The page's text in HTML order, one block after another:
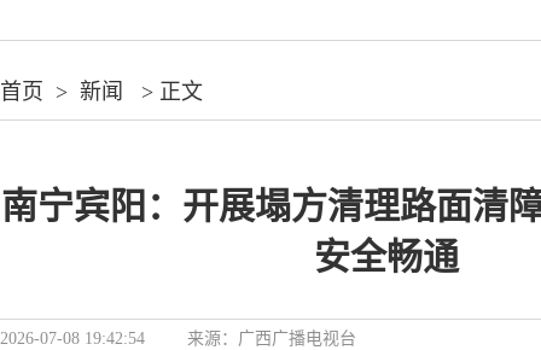
首页 > 新闻 > 正文
南宁宾阳：开展塌方清理路面清
安全畅通
2026-07-08 19:42:54 来源： 广西广播电视台